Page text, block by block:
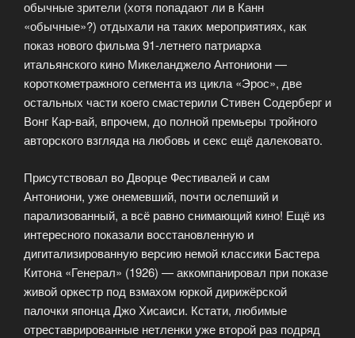
обычные зрители (хотя попадают ли в Канн
«обычные»?) отдыхали на таких мероприятиях, как
показ нового фильма 91-летнего патриарха
итальянского кино Микеланджело Антониони —
короткометражного сегмента из цикла «Эрос», две
остальных части коего смастерили Стивен Содерберг и
Вонг Кар-вай, впрочем, до полной премьеры тройного
авторского взгляда на любовь и секс ещё далековато.
Присутствовал во Дворце Фестивалей и сам
Антониони, уже онемевший, почти ослепший и
парализованный, а всё равно снимающий кино! Ещё из
интересного показали восстановленную и
дигитализированную версию немой классики Бастера
Китона «Генерал» (1926) — аккомпанировал при показе
живой оркестр под взмахом юркой дирижёрской
палочки японца Джо Хисаиси. Кстати, любимые
отреставрированные нетленки уже второй раз подряд